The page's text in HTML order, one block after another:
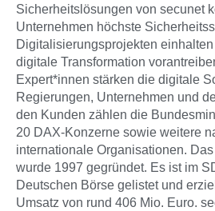
Sicherheitslösungen von secunet
Unternehmen höchste
Digitalisierungsprojekten
digitale Transformation
Expert*innen stärken die digitale
Regierungen, Unternehmen und
den Kunden zählen die
20 DAX-Konzerne sowie weitere
internationale Organisationen.
wurde 1997 gegründet. Es ist im
Deutschen Börse gelistet und
Umsatz von rund 406 Mio. Euro.